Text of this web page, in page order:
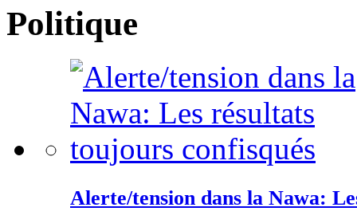
Politique
Alerte/tension dans la Nawa: